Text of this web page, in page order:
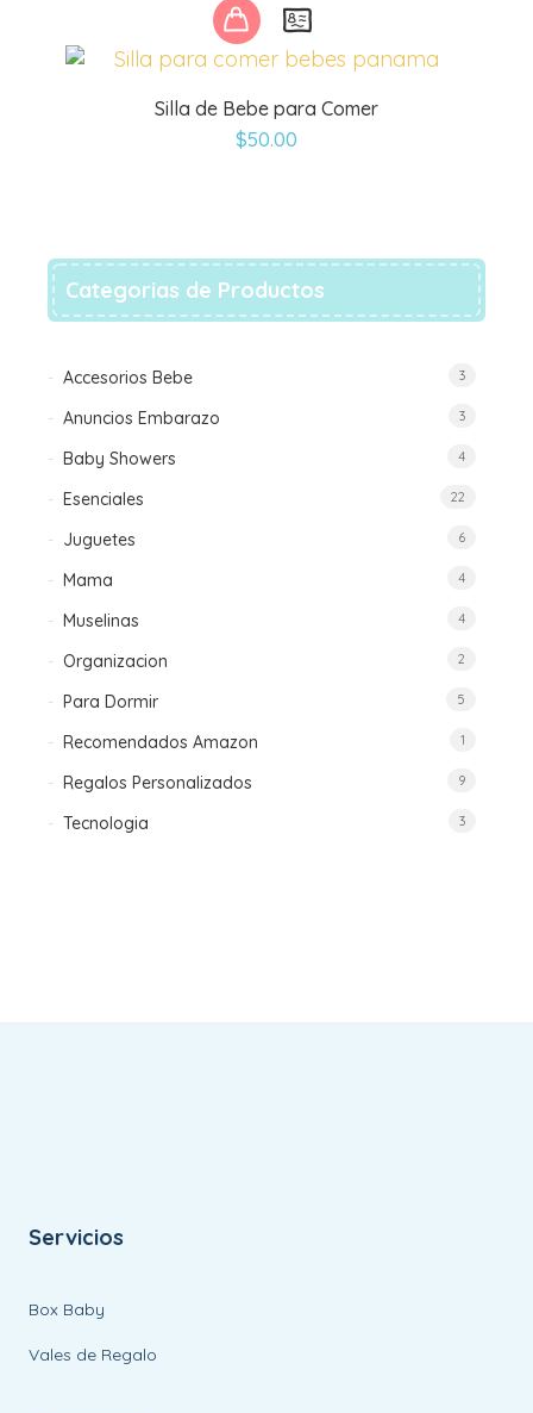
Silla de Bebe para Comer
$50.00
Este
producto
tiene
variantes.
Las
elegir
en
la
Categorias de Productos
Accesorios Bebe 3
Anuncios Embarazo 3
Baby Showers 4
Esenciales 22
Juguetes 6
Mama 4
Muselinas 4
Organizacion 2
Para Dormir 5
Recomendados Amazon 1
Regalos Personalizados 9
Tecnologia 3
Servicios
Box Baby
Vales de Regalo